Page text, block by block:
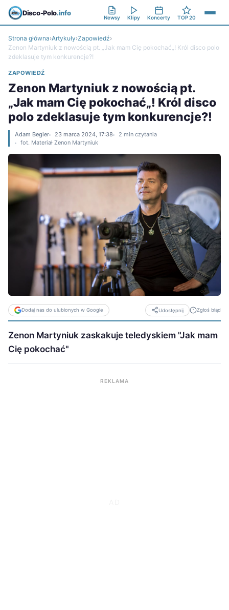
Disco-Polo.info
Newsy Klipy Koncerty TOP 20
Strona główna›Artykuły›Zapowiedź›
Zenon Martyniuk z nowością pt. „Jak mam Cię pokochać„! Król disco polo
zdeklasuje tym konkurencje?!
ZAPOWIEDŹ
Zenon Martyniuk z nowością pt.
„Jak mam Cię pokochać„! Król disco
polo zdeklasuje tym konkurencje?!
Adam Begier 23 marca 2024, 17:38
2 min czytania
fot. Materiał Zenon Martyniuk
Dodaj nas do ulubionych w Google Udostępnij Zgłoś błąd
Zenon Martyniuk zaskakuje teledyskiem "Jak mam
Cię pokochać"
REKLAMA